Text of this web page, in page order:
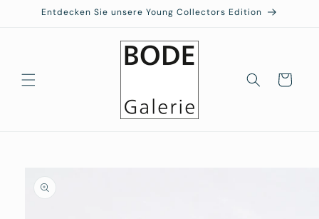
zumEntdecken Sie unsere Young Collectors Edition
Warenkorb